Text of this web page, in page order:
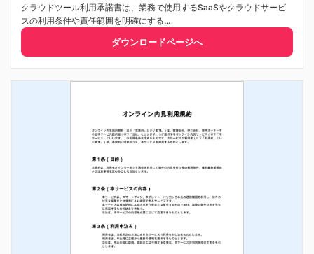
クラウドツール利用承諾書は、業務で使用するSaaSやクラウドサービ
スの利用条件や責任範囲を明確にする...
ダウンロードページへ